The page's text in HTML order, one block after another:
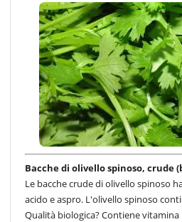
Bacche di olivello spinoso, crude
Le bacche crude di olivello spinoso
acido e aspro. L'olivello spinoso
Qualità biologica? Contiene vitamina